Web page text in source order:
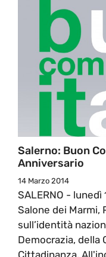
Salerno: Buon
Anniversario
14 Marzo 2014
SALERNO - lunedì
Salone dei Marmi,
sull’identità
Democrazia, della
Cittadinanza.